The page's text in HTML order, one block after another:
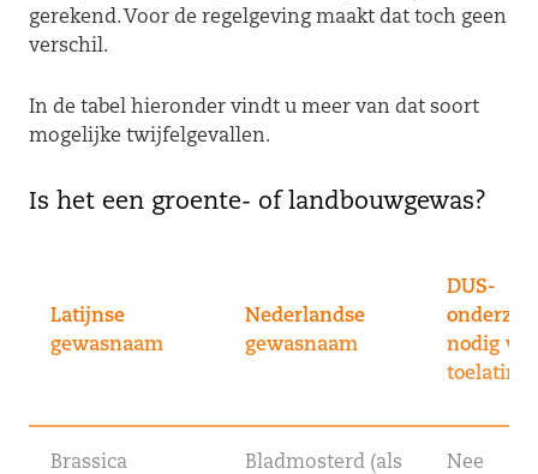
gerekend. Voor de regelgeving maakt dat toch geen
verschil.
In de tabel hieronder vindt u meer van dat soort
mogelijke twijfelgevallen.
Is het een groente- of landbouwgewas?
Latijnse
gewasnaam
Nederlandse
gewasnaam
DUS-
nodig
toelating
Brassica
Bladmosterd (als
Nee